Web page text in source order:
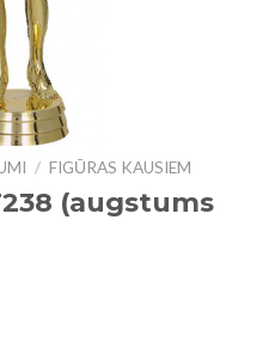
/ FIGŪRAS KAUSIEM
(augstums